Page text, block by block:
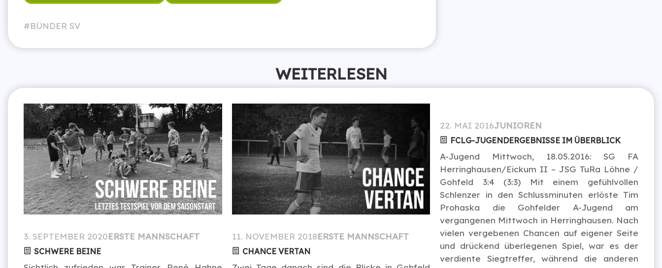
BÜNDER SV
WEITERLESEN
3. SEPTEMBER 2020ERSTE MANNSCHAFT
SCHWERE BEINE
11. NOVEMBER 2018ERSTE MANNSCHAFT
CHANCE VERTAN
22. MAI 2016JUNIOREN
FCLG-JUGENDERGEBNISSE IM ÜBERBLICK
A-Jugend Mittwoch, 18.05.2016: SG FA
Herringhausen/Eickum II – JSG TuRa Löhne /
Gohfeld 3:4 (3:3) Mit einem gefühlvollen
Schlenzer in den Schlussminuten erlöste Tim
Prohaska die Gohfelder A-Jugend am
vergangenen Mittwoch in Herringhausen. Nach
vielen vergebenen Chancen auf eigener Seite
und drückend überlegenen Spiel, war es der
verdiente Siegtreffer, während die anderen